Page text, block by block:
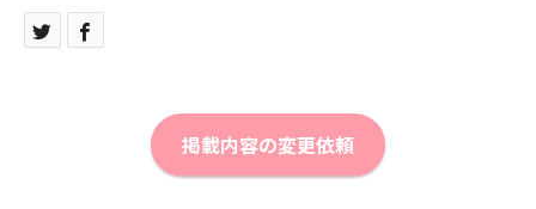
掲載内容の変更依頼